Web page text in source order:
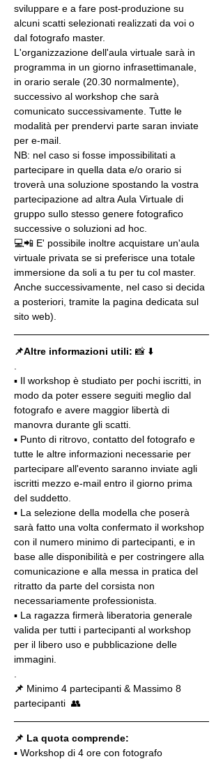
sviluppare e a fare post-produzione su
alcuni scatti selezionati realizzati da voi o
dal fotografo master.
L'organizzazione dell'aula virtuale sarà in
programma in un giorno infrasettimanale,
in orario serale (20.30 normalmente),
successivo al workshop che sarà
comunicato successivamente. Tutte le
modalità per prendervi parte saran inviate
per e-mail.
NB: nel caso si fosse impossibilitati a
partecipare in quella data e/o orario si
troverà una soluzione spostando la vostra
partecipazione ad altra Aula Virtuale di
gruppo sullo stesso genere fotografico
successive o soluzioni ad hoc.
💻📲 E' possibile inoltre acquistare un'aula
virtuale privata se si preferisce una totale
immersione da soli a tu per tu col master.
Anche successivamente, nel caso si decida
a posteriori, tramite la pagina dedicata sul
sito web).
📌Altre informazioni utili: 📸 ⬇️
▪️ Il workshop è studiato per pochi iscritti, in
modo da poter essere seguiti meglio dal
fotografo e avere maggior libertà di
manovra durante gli scatti.
▪️ Punto di ritrovo, contatto del fotografo e
tutte le altre informazioni necessarie per
partecipare all'evento saranno inviate agli
iscritti mezzo e-mail entro il giorno prima
del suddetto.
▪️ La selezione della modella che poserà
sarà fatto una volta confermato il workshop
con il numero minimo di partecipanti, e in
base alle disponibilità e per costringere alla
comunicazione e alla messa in pratica del
ritratto da parte del corsista non
necessariamente professionista.
▪️ La ragazza firmerà liberatoria generale
valida per tutti i partecipanti al workshop
per il libero uso e pubblicazione delle
immagini.
📌 Minimo 4 partecipanti & Massimo 8
partecipanti  👥
📌 La quota comprende:
▪️ Workshop di 4 ore con fotografo